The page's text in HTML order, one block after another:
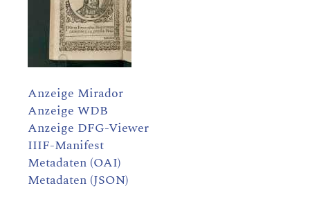
Anzeige Mirador
Anzeige WDB
Anzeige DFG-Viewer
IIIF-Manifest
Metadaten (OAI)
Metadaten (JSON)